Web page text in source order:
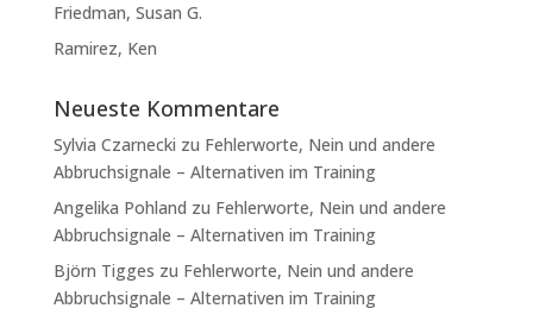
Friedman, Susan G.
Ramirez, Ken
Neueste Kommentare
Sylvia Czarnecki zu Fehlerworte, Nein und andere
Abbruchsignale – Alternativen im Training
Angelika Pohland zu Fehlerworte, Nein und andere
Abbruchsignale – Alternativen im Training
Björn Tigges zu Fehlerworte, Nein und andere
Abbruchsignale – Alternativen im Training